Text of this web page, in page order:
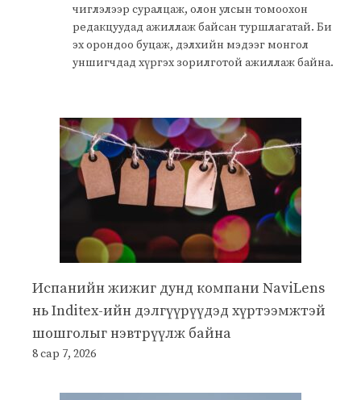
чиглэлээр суралцаж, олон улсын томоохон
редакцуудад ажиллаж байсан туршлагатай. Би
эх орондоо буцаж, дэлхийн мэдээг монгол
уншигчдад хүргэх зорилготой ажиллаж байна.
Испанийн жижиг дунд компани NaviLens
нь Inditex-ийн дэлгүүрүүдэд хүртээмжтэй
шошголыг нэвтрүүлж байна
8 сар 7, 2026